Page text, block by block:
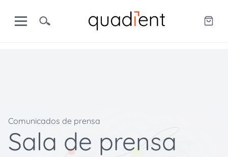
Comunicados de prensa
Sala de prensa